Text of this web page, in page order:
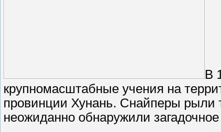
В
крупномасштабные учения на
провинции Хунань. Снайперы рыли
неожиданно обнаружили